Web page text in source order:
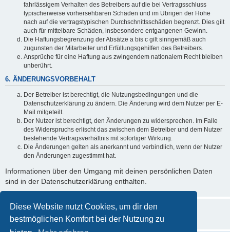
Diese Website nutzt Cookies, um dir den
bestmöglichen Komfort bei der Nutzung zu
fahrlässigem Verhalten des Betreibers auf die bei Vertragsschluss
typischerweise vorhersehbaren Schäden und im Übrigen der Höhe
nach auf die vertragstypischen Durchschnittsschäden begrenzt. Dies gilt
auch für mittelbare Schäden, insbesondere entgangenen Gewinn.
Die Haftungsbegrenzung der Absätze a bis c gilt sinngemäß auch
zugunsten der Mitarbeiter und Erfüllungsgehilfen des Betreibers.
Ansprüche für eine Haftung aus zwingendem nationalem Recht bleiben
unberührt.
6. ÄNDERUNGSVORBEHALT
Der Betreiber ist berechtigt, die Nutzungsbedingungen und die
Datenschutzerklärung zu ändern. Die Änderung wird dem Nutzer per E-
Mail mitgeteilt.
Der Nutzer ist berechtigt, den Änderungen zu widersprechen. Im Falle
des Widerspruchs erlischt das zwischen dem Betreiber und dem Nutzer
bestehende Vertragsverhältnis mit sofortiger Wirkung.
Die Änderungen gelten als anerkannt und verbindlich, wenn der Nutzer
den Änderungen zugestimmt hat.
Informationen über den Umgang mit deinen persönlichen Daten
sind in der Datenschutzerklärung enthalten.